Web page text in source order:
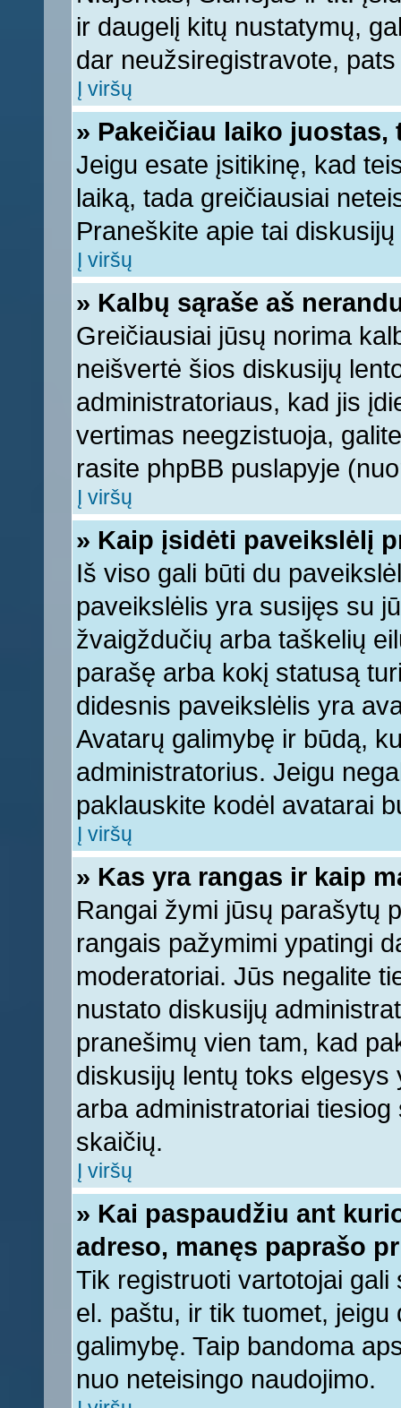
ir daugelį kitų nustatymų,
dar neužsiregistravote,
Į viršų
» Pakeičiau laiko
Jeigu esate įsitikinę, kad
laiką, tada greičiausiai
Praneškite apie tai
Į viršų
» Kalbų sąraše aš
Greičiausiai jūsų norima
neišvertė šios diskusijų
administratoriaus, kad jis
vertimas neegzistuoja,
rasite phpBB puslapyje
Į viršų
» Kaip įsidėti paveikslėlį
Iš viso gali būti du
paveikslėlis yra susijęs su
žvaigždučių arba taškelių
parašę arba kokį statusą
didesnis paveikslėlis yra
Avatarų galimybę ir būdą,
administratorius. Jeigu
paklauskite kodėl avatarai
Į viršų
» Kas yra rangas ir kaip
Rangai žymi jūsų parašytų
rangais pažymimi ypatingi
moderatoriai. Jūs negalite
nustato diskusijų
pranešimų vien tam, kad
diskusijų lentų toks
arba administratoriai
skaičių.
Į viršų
» Kai paspaudžiu ant
adreso, manęs paprašo
Tik registruoti vartotojai
el. paštu, ir tik tuomet,
galimybę. Taip bandoma
nuo neteisingo naudojimo.